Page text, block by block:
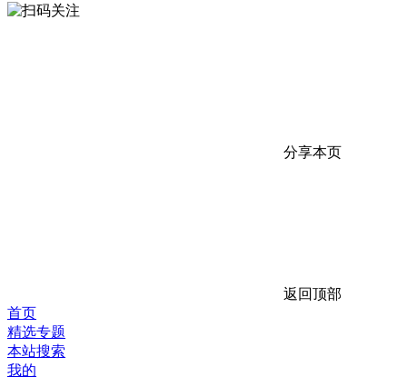
分享本页
返回顶部
首页
精选专题
本站搜索
我的